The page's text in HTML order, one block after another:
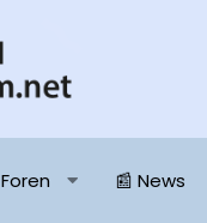
Foren 📰 News